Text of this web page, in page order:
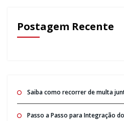
Postagem Recente
Saiba como recorrer de multa
Passo a Passo para Integração